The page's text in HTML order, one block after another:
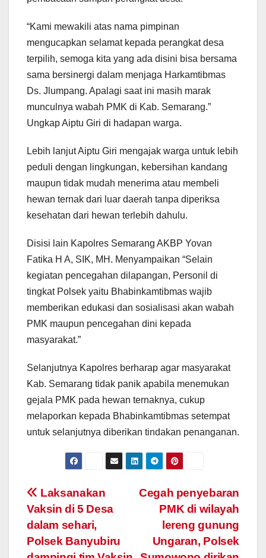
“Kami mewakili atas nama pimpinan
mengucapkan selamat kepada perangkat desa
terpilih, semoga kita yang ada disini bisa bersama
sama bersinergi dalam menjaga Harkamtibmas
Ds. Jlumpang. Apalagi saat ini masih marak
munculnya wabah PMK di Kab. Semarang.”
Ungkap Aiptu Giri di hadapan warga.
Lebih lanjut Aiptu Giri mengajak warga untuk lebih
peduli dengan lingkungan, kebersihan kandang
maupun tidak mudah menerima atau membeli
hewan ternak dari luar daerah tanpa diperiksa
kesehatan dari hewan terlebih dahulu.
Disisi lain Kapolres Semarang AKBP Yovan
Fatika H A, SIK, MH. Menyampaikan “Selain
kegiatan pencegahan dilapangan, Personil di
tingkat Polsek yaitu Bhabinkamtibmas wajib
memberikan edukasi dan sosialisasi akan wabah
PMK maupun pencegahan dini kepada
masyarakat.”
Selanjutnya Kapolres berharap agar masyarakat
Kab. Semarang tidak panik apabila menemukan
gejala PMK pada hewan ternaknya, cukup
melaporkan kepada Bhabinkamtibmas setempat
untuk selanjutnya diberikan tindakan penanganan.
Post
navigation
Cegah penyebaran
PMK di wilayah
lereng gunung
Ungaran, Polsek
Laksanakan
Vaksin di 5 Desa
dalam sehari,
Polsek Banyubiru